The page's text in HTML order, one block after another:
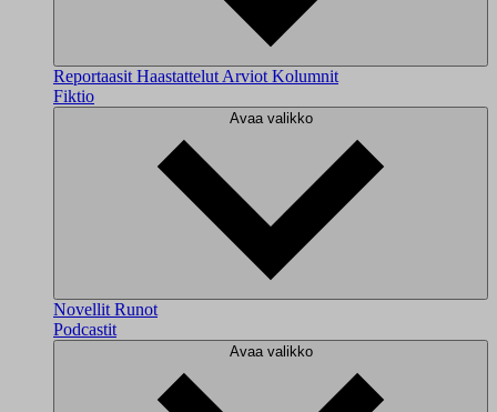
Reportaasit Haastattelut Arviot Kolumnit
Fiktio
Avaa valikko
Novellit Runot
Podcastit
Avaa valikko